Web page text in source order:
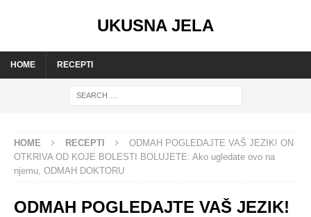
UKUSNA JELA
HOME RECEPTI
HOME RECEPTI
ODMAH POGLEDAJTE VAŠ JEZIK! ON
OTKRIVA OD KOJE BOLESTI BOLUJETE: Ako ugledate ovo na
njemu, ODMAH DOKTORU
ODMAH POGLEDAJTE VAŠ JEZIK!